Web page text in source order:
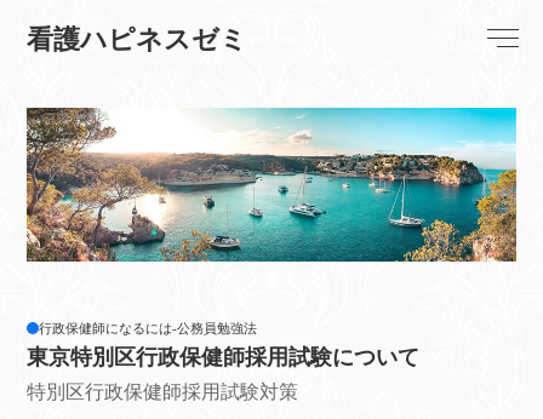
看護ハピネスゼミ
東京特別区行政保健師採用試験について
特別区行政保健師採用試験対策
行政保健師になるには-公務員勉強法